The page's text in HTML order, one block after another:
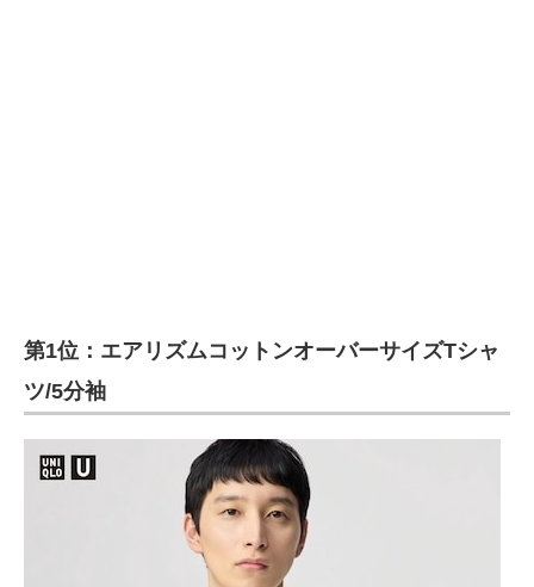
第1位：エアリズムコットンオーバーサイズTシャ
ツ/5分袖